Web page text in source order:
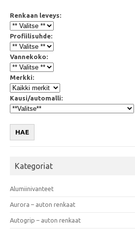
Renkaan leveys:
Profiilisuhde:
Vannekoko:
Merkki:
Kausi/automalli:
HAE
Kategoriat
Alumiinivanteet
Aurora – auton renkaat
Autogrip – auton renkaat